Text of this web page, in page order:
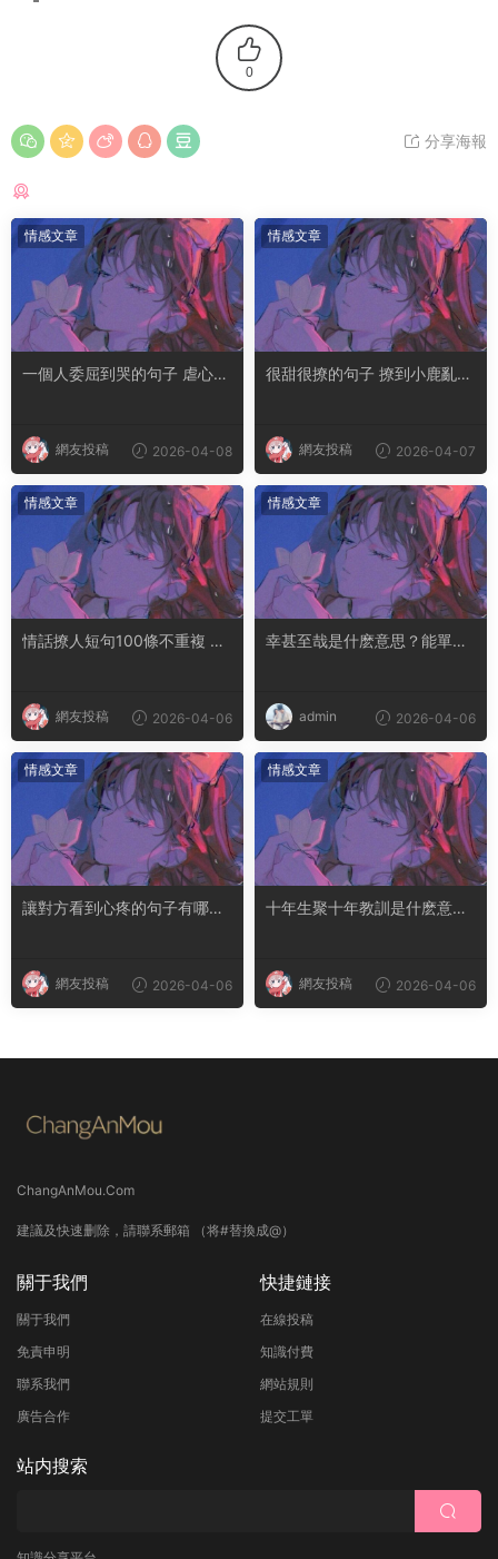
0
分享海報
情感文章
一個人委屈到哭的句子 虐心到
網友投稿 2026-04-08
情感文章
很甜很撩的句子 撩到小鹿亂撞
網友投稿 2026-04-07
情感文章
情話撩人短句100條不重複 土
網友投稿 2026-04-06
情感文章
幸甚至哉是什麽意思？能單獨
admin 2026-04-06
情感文章
讓對方看到心疼的句子有哪
網友投稿 2026-04-06
情感文章
十年生聚十年教訓是什麽意思
網友投稿 2026-04-06
ChangAnMou.Com
建議及快速删除，請聯系郵箱 （将#替換成@）
關于我們
關于我們
免責申明
聯系我們
廣告合作
快捷鏈接
在線投稿
知識付費
網站規則
提交工單
站内搜索